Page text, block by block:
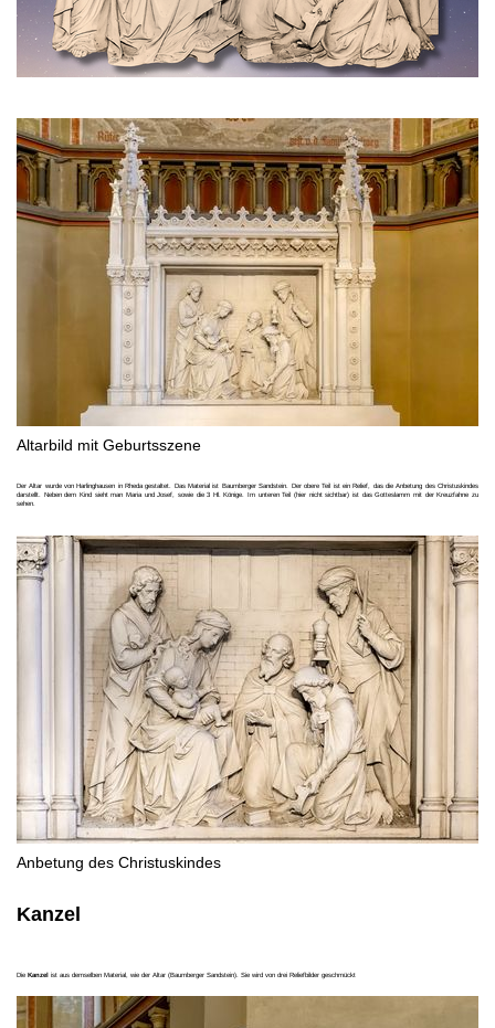
Altarbild mit Geburtsszene
Der Altar wurde von Harlinghausen in Rheda gestaltet. Das Material ist Baumberger Sandstein. Der obere Teil ist ein Relief, das die Anbetung des Christuskindes
darstellt. Neben dem Kind sieht man Maria und Josef, sowie die 3 Hl. Könige. Im unteren Teil (hier nicht sichtbar) ist das Gotteslamm mit der Kreuzfahne zu
sehen.
Anbetung des Christuskindes
Kanzel
Die Kanzel ist aus demselben Material, wie der Altar (Baumberger Sandstein) . Sie wird von drei Reliefbilder geschmückt